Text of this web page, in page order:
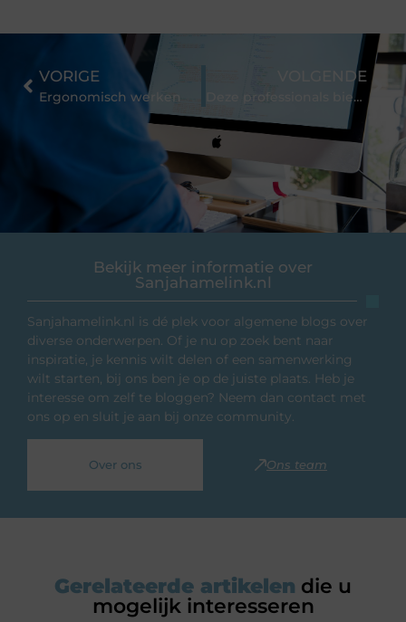
Bekijk meer informatie over
Sanjahamelink.nl
Sanjahamelink.nl is dé plek voor algemene blogs over
diverse onderwerpen. Of je nu op zoek bent naar
inspiratie, je kennis wilt delen of een samenwerking
wilt starten, bij ons ben je op de juiste plaats. Heb je
interesse om zelf te bloggen? Neem dan contact met
ons op en sluit je aan bij onze community.
Over ons Ons team
VORIGE
Ergonomisch werken
VOLGENDE
Deze professionals bieden ICT-oplossingen op maat voor het onderwijs
Gerelateerde artikelen die u
mogelijk interesseren